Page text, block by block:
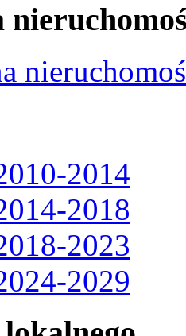
2014
2018
2023
2029